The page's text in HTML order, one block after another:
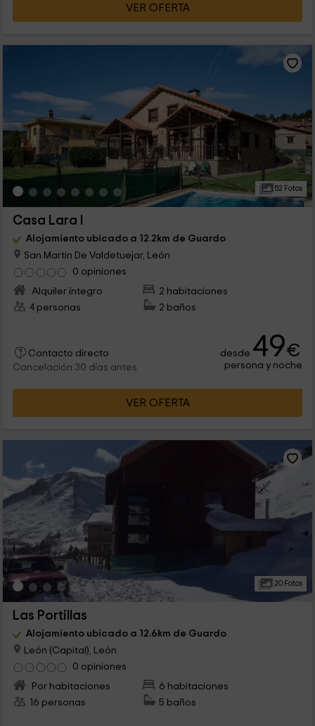
VER OFERTA
52 Fotos
Casa Lara I
Alojamiento ubicado a 12.2km de Guardo
San Martin De Valdetuejar, León
0 opiniones
Alquiler íntegro
2 habitaciones
4 personas
2 baños
Contacto directo
Cancelación 30 días antes
desde 49€
persona y noche
VER OFERTA
20 Fotos
Las Portillas
Alojamiento ubicado a 12.6km de Guardo
León (Capital), León
0 opiniones
Por habitaciones
6 habitaciones
16 personas
5 baños